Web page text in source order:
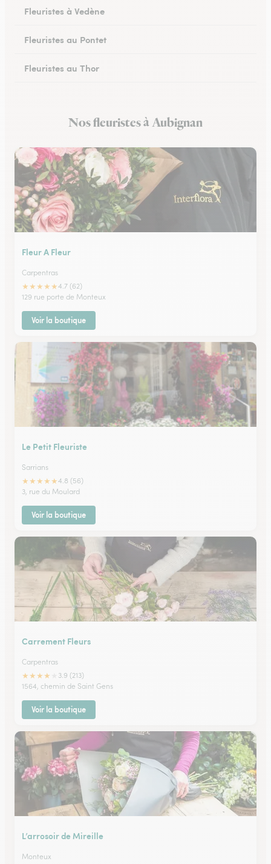
Fleuristes à Vedène
Fleuristes au Pontet
Fleuristes au Thor
Fleuristes à SaultNos fleuristes à Aubignan
Fleur A Fleur
Carpentras
★★★★★4.7 (62)
129 rue porte de Monteux
Voir la boutique
Le Petit Fleuriste
Sarrians
★★★★★4.8 (56)
3, rue du Moulard
Voir la boutique
Carrement Fleurs
Carpentras
★★★★
3.9 (213)
1564, chemin de Saint Gens
Voir la boutique
L’arrosoir de Mireille
Monteux